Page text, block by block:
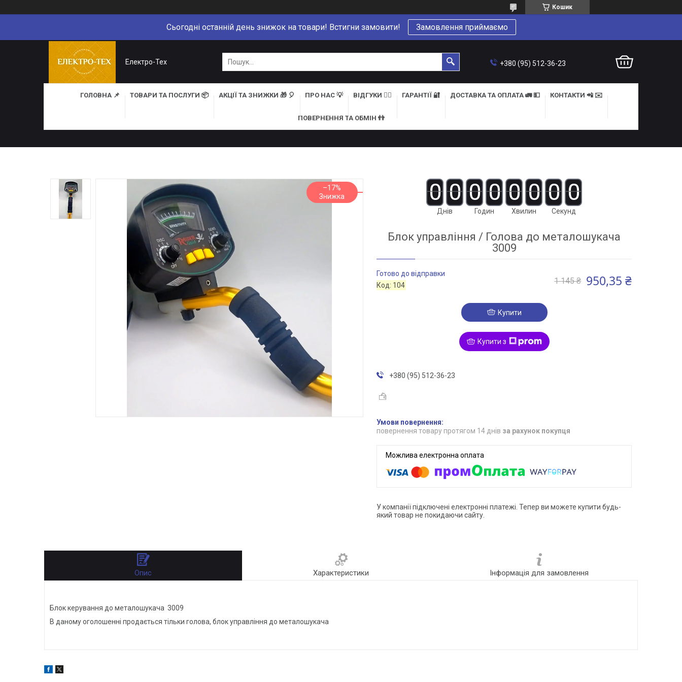
Кошик
Сьогодні останній день знижок на товари! Встигни замовити! Замовлення приймаємо
Електро-Тех +380 (95) 512-36-23
ГОЛОВНА 📌 ТОВАРИ ТА ПОСЛУГИ 📦 АКЦІЇ ТА ЗНИЖКИ 🎁 🎈 ПРО НАС 💡 ВІДГУКИ 👍🏻 ГАРАНТІЇ 🔐 ДОСТАВКА ТА ОПЛАТА 🚛 💵 КОНТАКТИ 📲 ✉️
ПОВЕРНЕННЯ ТА ОБМІН 👬
–17% 0 0
Днів
0 0
Годин
0 0
Хвилин
0 0
Секунд
Блок управління / Голова до металошукача
3009
Готово до відправки
Код: 104 1 145 ₴ 950,35 ₴
Купити
Купити з
+380 (95) 512-36-23
повернення товару протягом 14 днів за рахунок покупця
У компанії підключені електронні платежі. Тепер ви можете купити будь-
який товар не покидаючи сайту.
Опис Характеристики Інформація для замовлення
Блок керування до металошукача 3009
В даному оголошенні продається тільки голова, блок управління до металошукача